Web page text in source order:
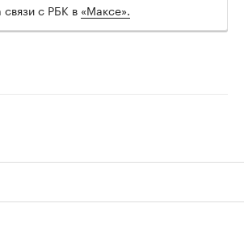
связи с РБК в «Максе».